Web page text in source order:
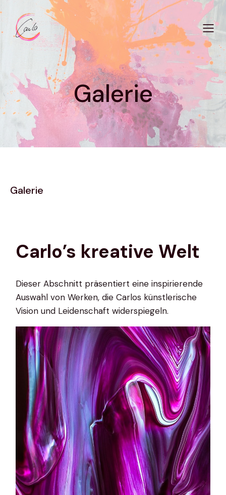
Galerie
Galerie
Carlo’s kreative Welt
Dieser Abschnitt präsentiert eine inspirierende
Auswahl von Werken, die Carlos künstlerische
Vision und Leidenschaft widerspiegeln.